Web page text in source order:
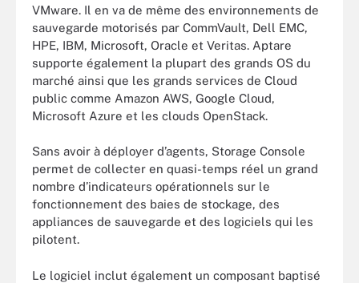
VMware. Il en va de même des environnements de
sauvegarde motorisés par CommVault, Dell EMC,
HPE, IBM, Microsoft, Oracle et Veritas. Aptare
supporte également la plupart des grands OS du
marché ainsi que les grands services de Cloud
public comme Amazon AWS, Google Cloud,
Microsoft Azure et les clouds OpenStack.
Sans avoir à déployer d’agents, Storage Console
permet de collecter en quasi-temps réel un grand
nombre d’indicateurs opérationnels sur le
fonctionnement des baies de stockage, des
appliances de sauvegarde et des logiciels qui les
pilotent.
Le logiciel inclut également un composant baptisé